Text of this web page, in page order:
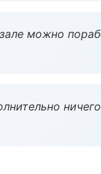
можно